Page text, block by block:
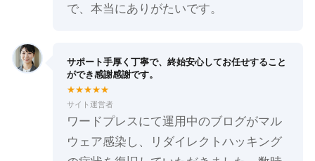
で、本当にありがたいです。
サポート手厚く丁寧で、終始安心してお任せすること
ができ感謝感謝です。
★★★★★
サイト運営者
ワードプレスにて運用中のブログがマル
ウェア感染し、リダイレクトハッキング